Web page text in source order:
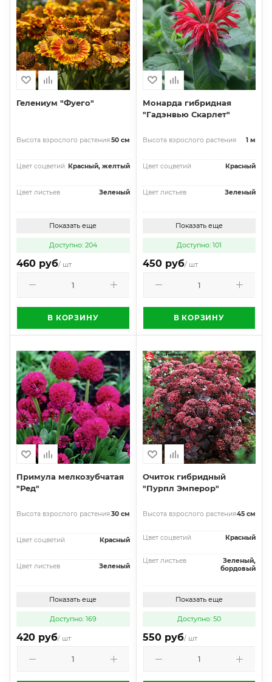
Гелениум "Фуего"
Высота взрослого растения50 см
Цвет соцветий Красный, желтый
Цвет листьев Зеленый
Показать еще
Доступно: 204
460 руб/ шт
В КОРЗИНУ
Монарда гибридная
"Гадэнвью Скарлет"
Высота взрослого растения 1 м
Цвет соцветий Красный
Цвет листьев Зеленый
Показать еще
Доступно: 101
450 руб/ шт
В КОРЗИНУ
Примула мелкозубчатая
"Ред"
Высота взрослого растения30 см
Цвет соцветий Красный
Цвет листьев Зеленый
Показать еще
Доступно: 169
420 руб/ шт
Очиток гибридный
"Пурпл Эмперор"
Высота взрослого растения45 см
Цвет соцветий Красный
Цвет листьев
Зеленый,
бордовый
Показать еще
Доступно: 50
550 руб/ шт